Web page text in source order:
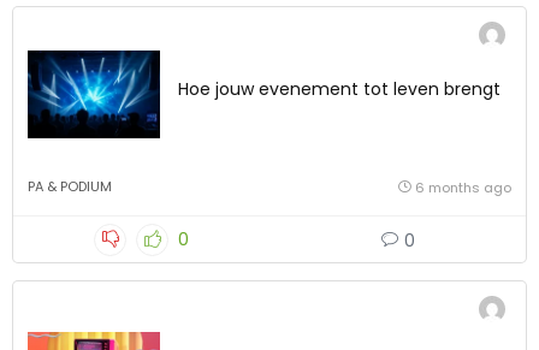
Hoe jouw evenement tot leven brengt
PA & PODIUM 6 months ago
0 0